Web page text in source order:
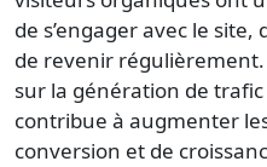
de s’engager avec le
de revenir
sur la génération de trafic
contribue à augmenter
conversion et de